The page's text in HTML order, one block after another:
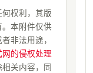
权利，其版
本附件仅供
非法用途，
网的侵权处理
关内容，同